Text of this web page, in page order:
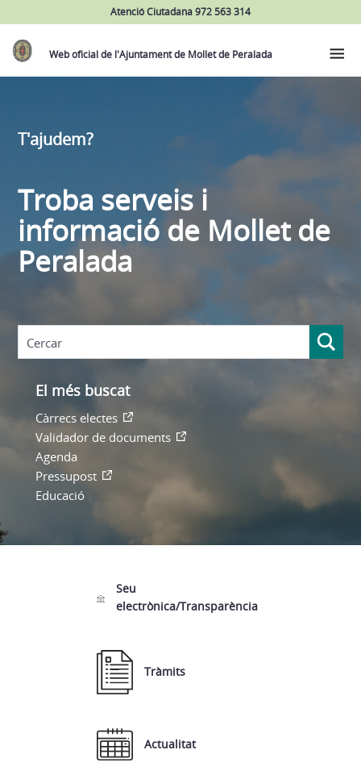
Atenció Ciutadana 972 563 314
Web oficial de l'Ajuntament de Mollet de Peralada
T'ajudem?
Troba serveis i
informació de Mollet de
Peralada
El més buscat
Càrrecs electes
Validador de documents
Agenda
Pressupost
Educació
Seu
electrònica/Transparència
Tràmits
Actualitat